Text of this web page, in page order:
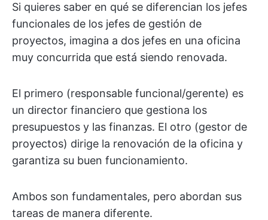
Si quieres saber en qué se diferencian los jefes
funcionales de los jefes de gestión de
proyectos, imagina a dos jefes en una oficina
muy concurrida que está siendo renovada.
El primero (responsable funcional/gerente) es
un director financiero que gestiona los
presupuestos y las finanzas. El otro (gestor de
proyectos) dirige la renovación de la oficina y
garantiza su buen funcionamiento.
Ambos son fundamentales, pero abordan sus
tareas de manera diferente.